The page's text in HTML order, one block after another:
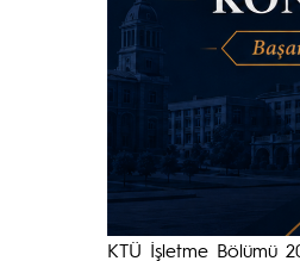
KTÜ İşletme Bölümü